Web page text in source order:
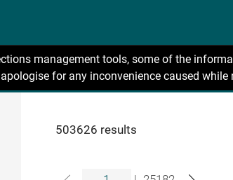
management tools, some of the
for any inconvenience caused
503626 results